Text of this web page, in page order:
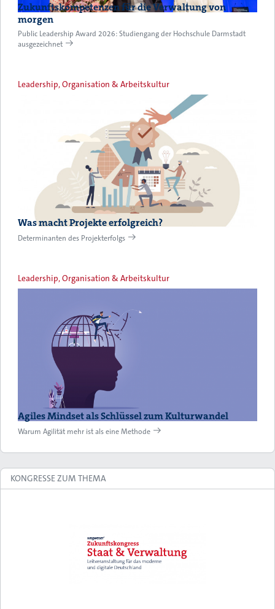
Zukunftskompetenzen für die Verwaltung von
morgen
Public Leadership Award 2026: Studiengang der Hochschule Darmstadt
ausgezeichnet
Leadership, Organisation & Arbeitskultur
Was macht Projekte erfolgreich?
Determinanten des Projekterfolgs
Leadership, Organisation & Arbeitskultur
Agiles Mindset als Schlüssel zum Kulturwandel
Warum Agilität mehr ist als eine Methode
KONGRESSE ZUM THEMA